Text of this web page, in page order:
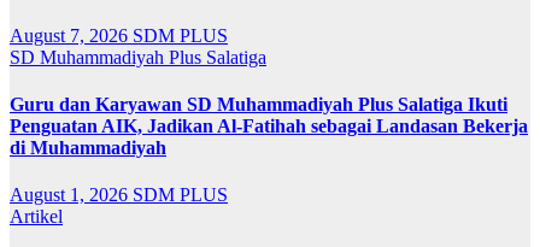
August 7, 2026 SDM PLUS
SD Muhammadiyah Plus Salatiga
Guru dan Karyawan SD Muhammadiyah Plus Salatiga Ikuti
Penguatan AIK, Jadikan Al-Fatihah sebagai Landasan Bekerja
di Muhammadiyah
August 1, 2026 SDM PLUS
Artikel